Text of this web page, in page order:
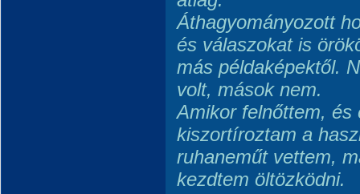
Áthagyományozott
és válaszokat is
más példaképektől.
volt, mások nem.
Amikor felnőttem, és
kiszortíroztam a
ruhaneműt vettem,
kezdtem öltözködni.